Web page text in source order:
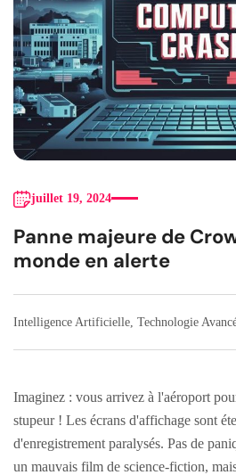
juillet 19, 2024
Panne majeure de
monde en alerte
Intelligence Artificielle Technologie
Imaginez : vous arrivez à l'aéroport
stupeur ! Les écrans d'affichage sont
d'enregistrement paralysés. Pas de
un mauvais film de science-fiction,